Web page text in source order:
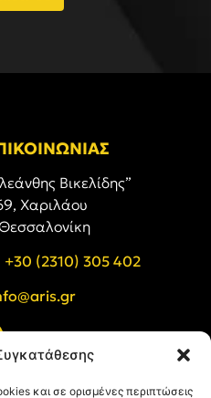
και σε ορισμένες περιπτώσεις
Βικελίδης”
Χαριλάου
+30 (2310) 305 402